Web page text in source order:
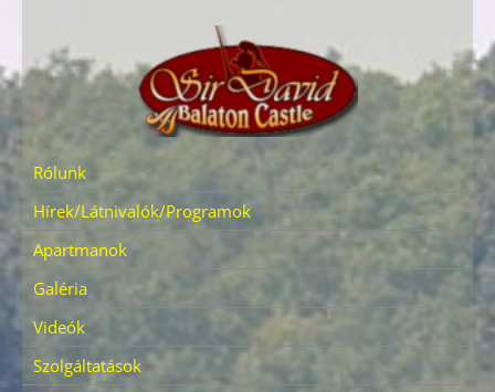
content
SIR DAVID KASTÉLY
Sir David Balaton Kastély
Rólunk
Hírek/Látnivalók/Programok
Apartmanok
Galéria
Videók
Szolgáltatások